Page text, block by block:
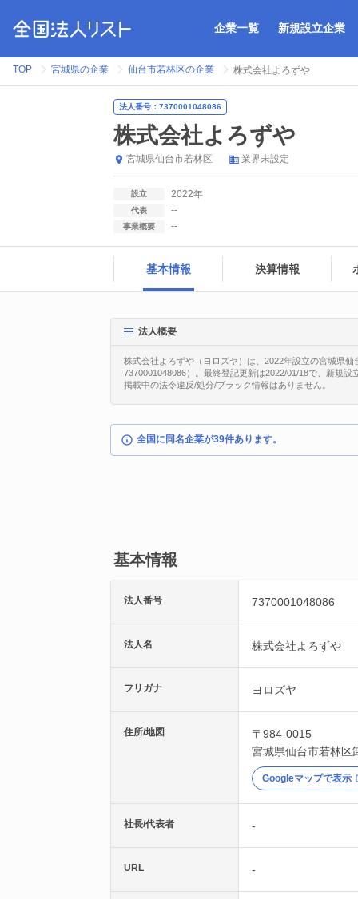
企業一覧 新規設立企業
TOP 宮城県の企業 仙台市若林区の企業 株式会社よろずや
法人番号：7370001048086
株式会社よろずや
宮城県仙台市若林区 業界未設定
設立 2022年
代表 --
事業概要 --
基本情報 決算情報
法人概要
株式会社よろずや（ヨロズヤ）は、2022年設立の宮城県
7370001048086）。最終登記更新は2022/01/18で、新規設
掲載中の法令違反/処分/ブラック情報はありません。
全国に同名企業が39件あります。
基本情報
法人番号 7370001048086
法人名 株式会社よろずや
フリガナ ヨロズヤ
住所/地図
〒984-0015
宮城県仙台市若林区
Googleマップで表示
社長/代表者 -
URL -